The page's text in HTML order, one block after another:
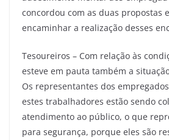
concordou com as duas propostas
encaminhar a realização desses
Tesoureiros – Com relação às
esteve em pauta também a
Os representantes dos
estes trabalhadores estão sendo
atendimento ao público, o que
para segurança, porque eles são